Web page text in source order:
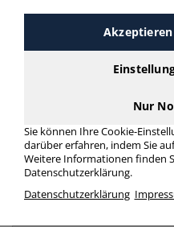
mehr Infos zur Kategorie
mit
ohne
Nur
Sie können Ihre Cookie-
darüber erfahren, indem Sie
Weitere Informationen finden
Datenschutzerklärung.
Datenschutzerklärung